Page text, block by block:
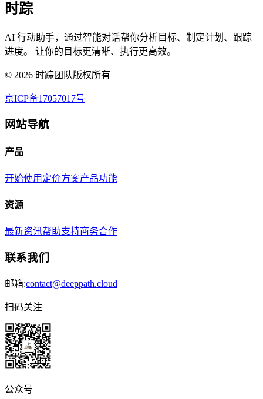
时踪
AI 行动助手，通过智能对话帮你分析目标、制定计划、跟踪
进度。 让你的目标更清晰、执行更高效。
© 2026 时踪团队版权所有
京ICP备17057017号
网站导航
产品
开始使用 定价方案产品功能
资源
最新资讯帮助支持商务合作
联系我们
邮箱:contact@deeppath.cloud
扫码关注
公众号